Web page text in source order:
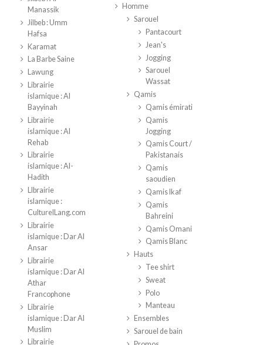
Manassik
Jilbeb : Umm
Hafsa
Karamat
La Barbe Saine
Lawung
Librairie
islamique : Al
Bayyinah
Librairie
islamique : Al
Rehab
Librairie
islamique : Al-
Hadith
LIbrairie
islamique :
CulturelLang.com
Librairie
islamique : Dar Al
Ansar
Librairie
islamique : Dar Al
Athar
Francophone
Librairie
islamique : Dar Al
Muslim
Librairie
Homme
Sarouel
Pantacourt
Jean's
Jogging
Sarouel
Wassat
Qamis
Qamis émirati
Qamis
Jogging
Qamis Court /
Pakistanais
Qamis
saoudien
Qamis Ikaf
Qamis
Bahreini
Qamis Omani
Qamis Blanc
Hauts
Tee shirt
Sweat
Polo
Manteau
Ensembles
Sarouel de bain